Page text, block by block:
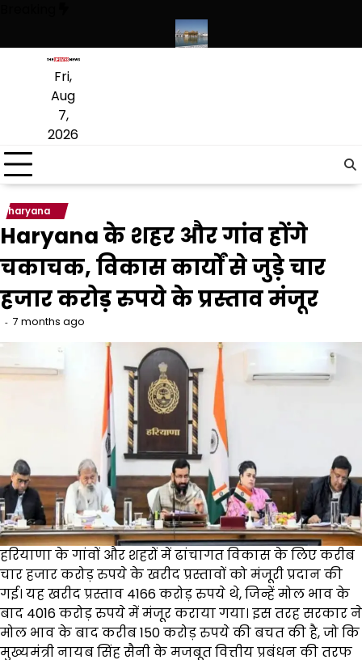
content
Fri,
Aug
7,
2026
haryana
Haryana के शहर और गांव होंगे
चकाचक, विकास कार्यों से जुड़े चार
हजार करोड़ रुपये के प्रस्ताव मंजूर
7 months ago
हरियाणा के गांवों और शहरों में ढांचागत विकास के लिए करीब
चार हजार करोड़ रुपये के खरीद प्रस्तावों को मंजूरी प्रदान की
गई। यह खरीद प्रस्ताव 4166 करोड़ रुपये थे, जिन्हें मोल भाव के
बाद 4016 करोड़ रुपये में मंजूर कराया गया। इस तरह सरकार ने
मोल भाव के बाद करीब 150 करोड़ रुपये की बचत की है, जो कि
मुख्यमंत्री नायब सिंह सैनी के मजबूत वित्तीय प्रबंधन की तरफ